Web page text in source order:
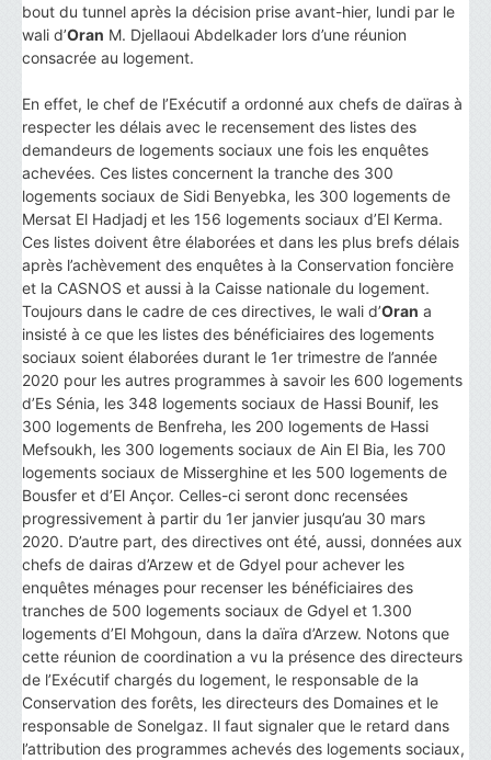
bout du tunnel après la décision prise avant-hier, lundi par le
wali d’Oran M. Djellaoui Abdelkader lors d’une réunion
consacrée au logement.
En effet, le chef de l’Exécutif a ordonné aux chefs de daïras à
respecter les délais avec le recensement des listes des
demandeurs de logements sociaux une fois les enquêtes
achevées. Ces listes concernent la tranche des 300
logements sociaux de Sidi Benyebka, les 300 logements de
Mersat El Hadjadj et les 156 logements sociaux d’El Kerma.
Ces listes doivent être élaborées et dans les plus brefs délais
après l’achèvement des enquêtes à la Conservation foncière
et la CASNOS et aussi à la Caisse nationale du logement.
Toujours dans le cadre de ces directives, le wali d’Oran a
insisté à ce que les listes des bénéficiaires des logements
sociaux soient élaborées durant le 1er trimestre de l’année
2020 pour les autres programmes à savoir les 600 logements
d’Es Sénia, les 348 logements sociaux de Hassi Bounif, les
300 logements de Benfreha, les 200 logements de Hassi
Mefsoukh, les 300 logements sociaux de Ain El Bia, les 700
logements sociaux de Misserghine et les 500 logements de
Bousfer et d’El Ançor. Celles-ci seront donc recensées
progressivement à partir du 1er janvier jusqu’au 30 mars
2020. D’autre part, des directives ont été, aussi, données aux
chefs de dairas d’Arzew et de Gdyel pour achever les
enquêtes ménages pour recenser les bénéficiaires des
tranches de 500 logements sociaux de Gdyel et 1.300
logements d’El Mohgoun, dans la daïra d’Arzew. Notons que
cette réunion de coordination a vu la présence des directeurs
de l’Exécutif chargés du logement, le responsable de la
Conservation des forêts, les directeurs des Domaines et le
responsable de Sonelgaz. Il faut signaler que le retard dans
l’attribution des programmes achevés des logements sociaux,